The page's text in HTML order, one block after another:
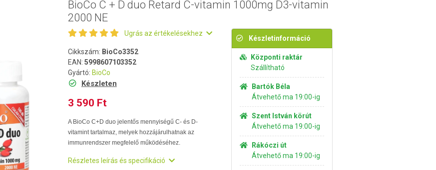
BioCo C + D duo Retard C-vitamin 1000mg D3-vitamin
2000 NE
Ugrás az értékelésekhez
Cikkszám: BioCo3352
EAN: 5998607103352
Gyártó: BioCo
Készleten
3 590 Ft
A BioCo C+D duo jelentős mennyiségű C- és D-
vitamint tartalmaz, melyek hozzájárulhatnak az
immunrendszer megfelelő működéséhez.
Részletes leírás és specifikáció
Készletinformáció
Központi raktár
Szállítható
Bartók Béla
Átvehető ma 19:00-ig
Szent István körút
Átvehető ma 19:00-ig
Rákóczi út
Átvehető ma 19:00-ig